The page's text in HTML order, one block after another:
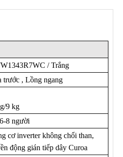
/ Trắng
trước , Lồng ngang
9 kg
8 người
cơ inverter không chổi than,
động gián tiếp dây Curoa